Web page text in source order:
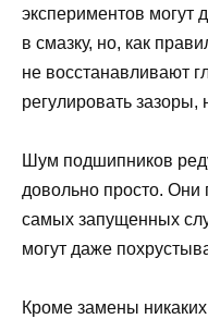
экспериментов могут
в смазку, но, как
не восстанавливают
регулировать
Шум подшипников
довольно просто. Они
самых запущенных
могут даже
Кроме замены